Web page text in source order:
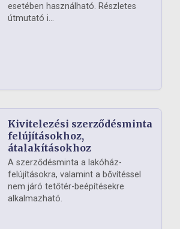
esetében használható. Részletes
útmutató i...
Kivitelezési szerződésminta
felújításokhoz,
átalakításokhoz
A szerződésminta a lakóház-
felújításokra, valamint a bővítéssel
nem járó tetőtér-beépítésekre
alkalmazható.